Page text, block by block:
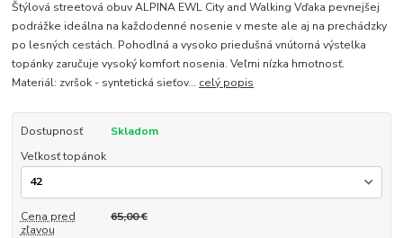
Štýlová streetová obuv ALPINA EWL City and Walking Vďaka pevnejšej
podrážke ideálna na každodenné nosenie v meste ale aj na prechádzky
po lesných cestách. Pohodlná a vysoko priedušná vnútorná výstelka
topánky zaručuje vysoký komfort nosenia. Veľmi nízka hmotnosť.
Materiál: zvršok - syntetická sieťov... celý popis
Dostupnosť
Skladom
Veľkosť topánok
Cena pred
zľavou
65,00 €